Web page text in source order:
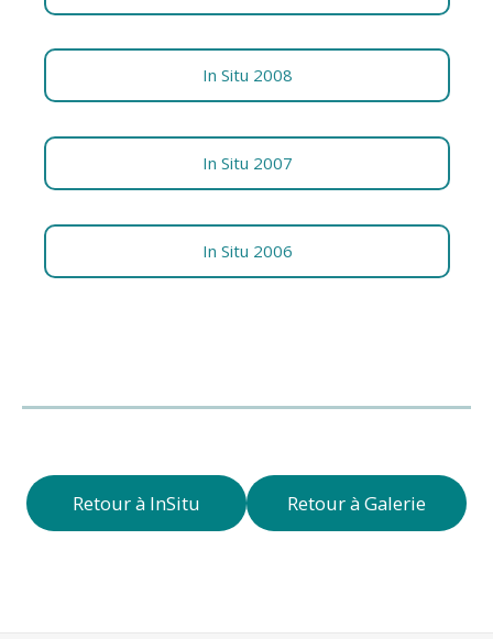
In Situ 2008
In Situ 2007
In Situ 2006
Retour à InSitu Retour à Galerie